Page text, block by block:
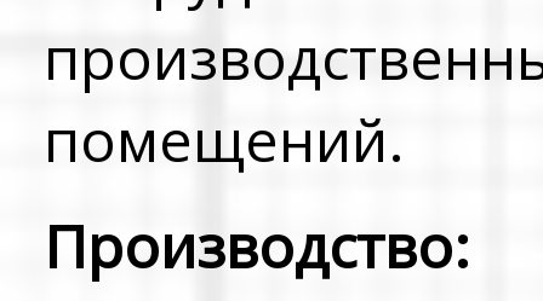
помещений.
Производство: